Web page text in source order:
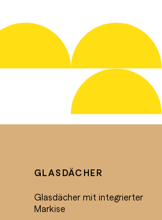
GLASDÄCHER
Glasdächer mit integrierter
Markise